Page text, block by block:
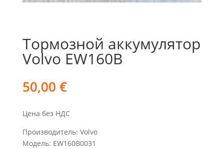
Тормозной аккумулятор
Volvo EW160B
50,00 €
Цена без НДС
Производитель: Volvo
Модель: EW160B0031